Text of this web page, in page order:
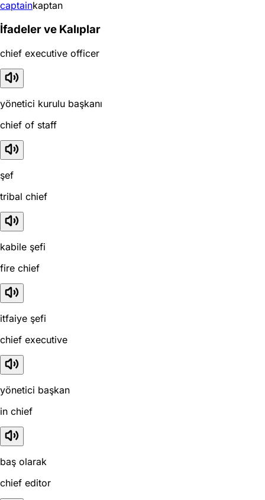
captainkaptan
İfadeler ve Kalıplar
chief executive officer
yönetici kurulu başkanı
chief of staff
şef
tribal chief
kabile şefi
fire chief
itfaiye şefi
chief executive
yönetici başkan
in chief
baş olarak
chief editor